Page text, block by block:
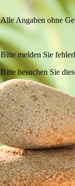
Alle Angaben ohne
Bitte melden Sie
Bitte besuchen Sie